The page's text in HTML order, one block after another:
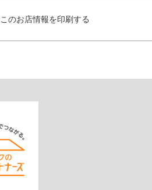
このお店情報を印刷する